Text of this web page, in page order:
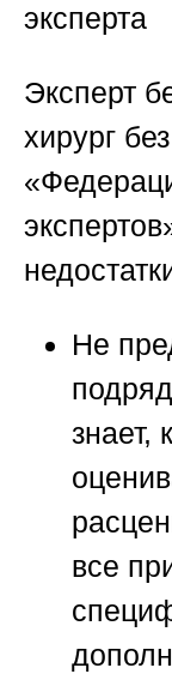
эксперта
Эксперт
хирург
Не
знает,
все